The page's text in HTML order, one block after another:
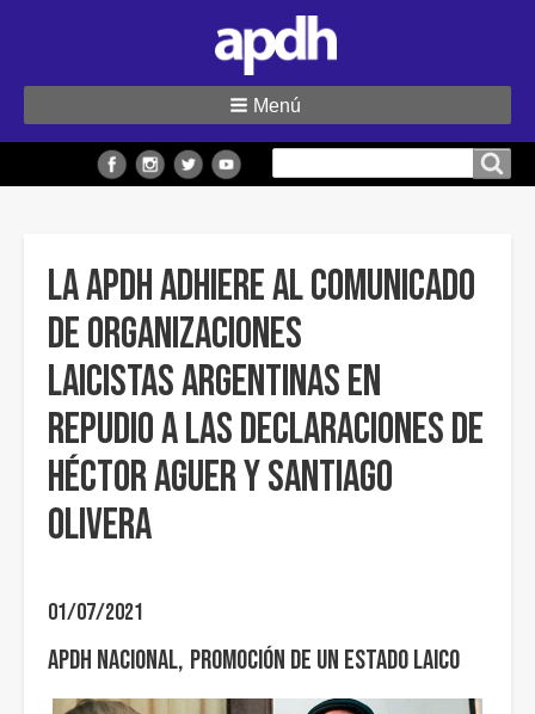
sitio
Menú
La APDH adhiere al comunicado
de Organizaciones
Laicistas Argentinas en
repudio a las declaraciones de
Héctor Aguer y Santiago
Olivera
01/07/2021
APDH Nacional Promoción de un Estado Laico